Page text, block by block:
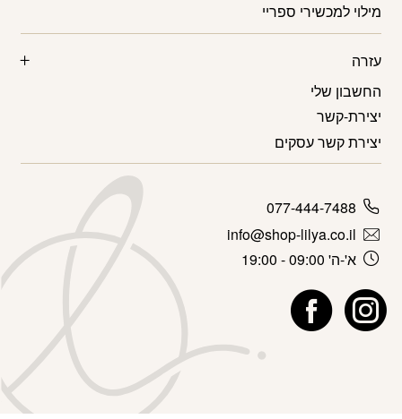
מילוי למכשירי ספריי
עזרה
החשבון שלי
יצירת-קשר
יצירת קשר עסקים
077-444-7488
info@shop-lilya.co.il
א'-ה' 09:00 - 19:00